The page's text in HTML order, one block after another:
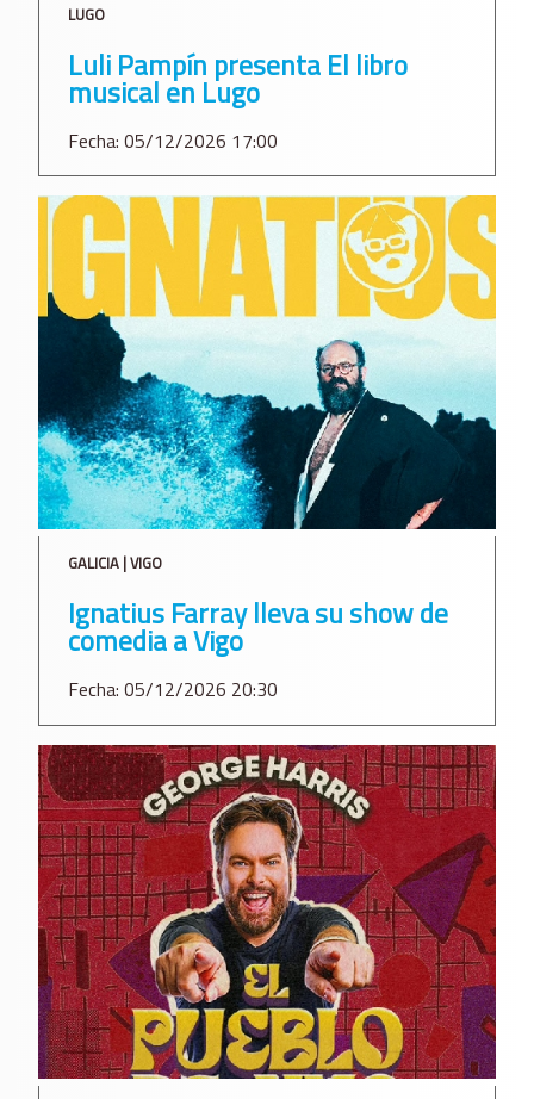
LUGO
Luli Pampín presenta El libro
musical en Lugo
Fecha: 05/12/2026 17:00
GALICIA | VIGO
Ignatius Farray lleva su show de
comedia a Vigo
Fecha: 05/12/2026 20:30